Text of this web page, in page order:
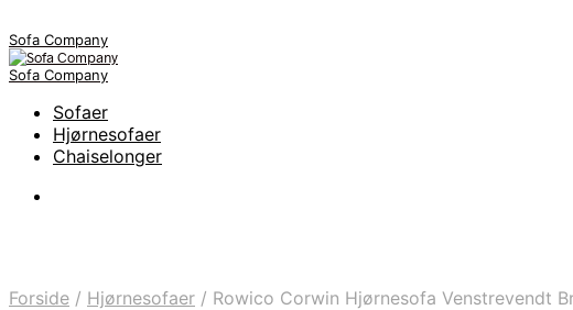
Sofa Company
Sofa Company
Sofaer
Hjørnesofaer
Chaiselonger
Forside / Hjørnesofaer / Rowico Corwin Hjørnesofa Venstrevendt